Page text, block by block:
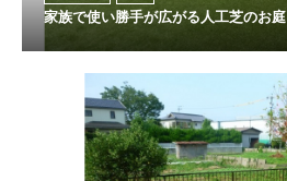
家族で使い勝手が広がる人工芝のお庭